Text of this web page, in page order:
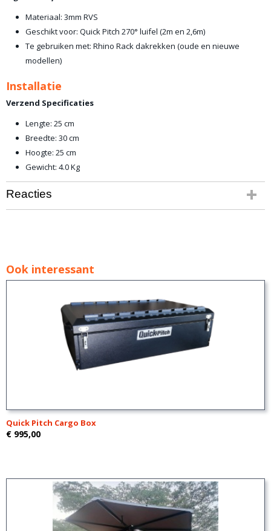
Materiaal: 3mm RVS
Geschikt voor: Quick Pitch 270° luifel (2m en 2,6m)
Te gebruiken met: Rhino Rack dakrekken (oude en nieuwe
modellen)
Installatie
Verzend Specificaties
Lengte: 25 cm
Breedte: 30 cm
Hoogte: 25 cm
Gewicht: 4.0 Kg
Reacties
Ook interessant
Quick Pitch Cargo Box
€ 995,00